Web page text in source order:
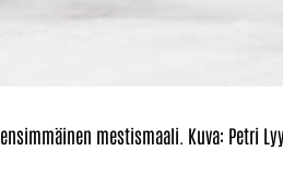
mestismaali. Kuva: Petri